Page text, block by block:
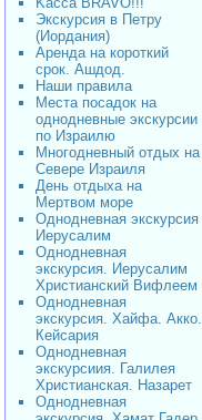
Экскурсия в Петру
(Иордания)
Аренда на короткий
срок. Ашдод.
Наши правила
Места посадок на
однодневные экскурсии
по Израилю
Многодневный отдых на
Севере Израиля
День отдыха на
Мертвом море
Однодневная экскурсия
Иерусалим
Однодневная
экскурсия. Иерусалим
Христианский Вифлеем
Однодневная
экскурсия. Хайфа. Акко.
Кейсария
Однодневная
экскурсиия. Галилея
Христианская. Назарет
Однодневная